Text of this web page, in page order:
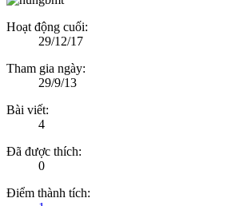
Hoạt động cuối:
29/12/17
Tham gia ngày:
29/9/13
Bài viết:
4
Đã được thích:
0
Điểm thành tích: